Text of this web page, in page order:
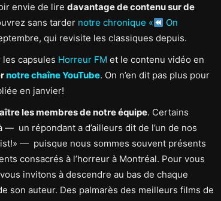
envie de lire davantage de contenu sur de
sans tarder notre chronique «
On
qui revisite les classiques depuis.
les capsules Horreur FM et le contenu vidéo en
notre chaîne YouTube. On n’en dit pas plus pour
en janvier!
les membres de notre équipe. Certains
— un répondant a d’ailleurs dit de l’un de nos
— puisque nous sommes souvent présents
consacrés à l’horreur à Montréal. Pour vous
invitons à descendre au bas de chaque
son auteur. Des palmarès des meilleurs films de